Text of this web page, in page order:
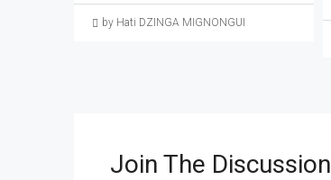
by Hati DZINGA MIGNONGUI
Join The Discussion